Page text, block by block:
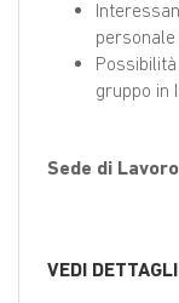
gruppo in
Sede di
VEDI DETTAGLI